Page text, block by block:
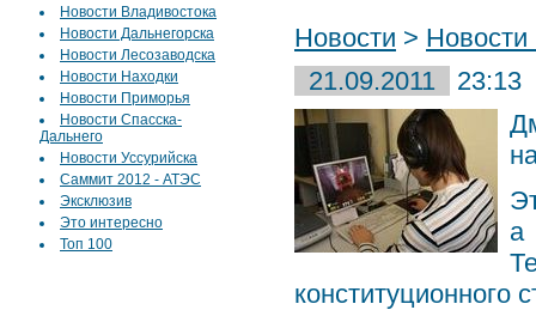
Новости Владивостока
Новости Дальнегорска
Новости Лесозаводска
Новости Находки
Новости Приморья
Новости Спасска-
Дальнего
Новости Уссурийска
Саммит 2012 - АТЭС
Эксклюзив
Это интересно
Топ 100
Новости > Новости
21.09.2011
23:13
а
конституционного